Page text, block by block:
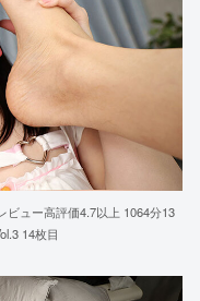
ビュー高評価4.7以上 1064分13
14枚目